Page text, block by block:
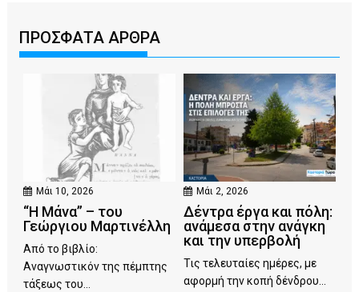
ΠΡΟΣΦΑΤΑ ΑΡΘΡΑ
Μάι 10, 2026
“Η Μάνα” – του
Γεώργιου Μαρτινέλλη
Από το βιβλίο:
Αναγνωστικόν της πέμπτης
τάξεως του...
Μάι 2, 2026
Δέντρα έργα και πόλη:
ανάμεσα στην ανάγκη
και την υπερβολή
Τις τελευταίες ημέρες, με
αφορμή την κοπή δένδρου...